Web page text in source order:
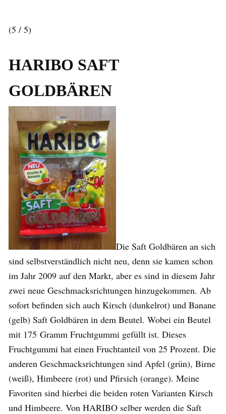
(5 / 5)
HARIBO SAFT
GOLDBÄREN
Die Saft Goldbären an sich
sind selbstverständlich nicht neu, denn sie kamen schon
im Jahr 2009 auf den Markt, aber es sind in diesem Jahr
zwei neue Geschmacksrichtungen hinzugekommen. Ab
sofort befinden sich auch Kirsch (dunkelrot) und Banane
(gelb) Saft Goldbären in dem Beutel. Wobei ein Beutel
mit 175 Gramm Fruchtgummi gefüllt ist. Dieses
Fruchtgummi hat einen Fruchtanteil von 25 Prozent. Die
anderen Geschmacksrichtungen sind Apfel (grün), Birne
(weiß), Himbeere (rot) und Pfirsich (orange). Meine
Favoriten sind hierbei die beiden roten Varianten Kirsch
und Himbeere. Von HARIBO selber werden die Saft